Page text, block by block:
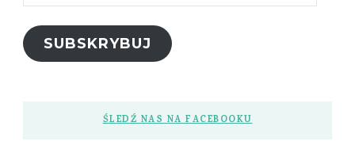
SUBSKRYBUJ
ŚLEDŹ NAS NA FACEBOOKU